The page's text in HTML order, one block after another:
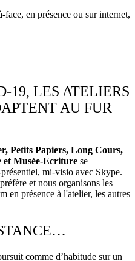
face, en présence ou sur internet,
19, LES ATELIERS
AU FUR
Petits Papiers, Long Cours,
Musée-Ecriture se
mi-visio avec Skype.
et nous organisons les
en présence à l'atelier, les autres
comme d’habitude sur un